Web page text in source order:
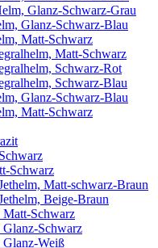
Glanz-Schwarz-Grau
Glanz-Schwarz-Blau
Matt-Schwarz
Matt-Schwarz
Schwarz-Rot
Schwarz-Blau
Glanz-Schwarz-Blau
Matt-Schwarz
Schwarz
Matt-schwarz-Braun
Beige-Braun
Schwarz
Schwarz
Weiß